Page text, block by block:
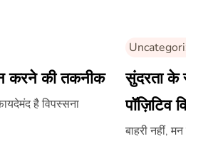
करने की तकनीक
है विपस्सना
Uncategorized
सुंदरता के
पॉज़िटिव
बाहरी नहीं, मन